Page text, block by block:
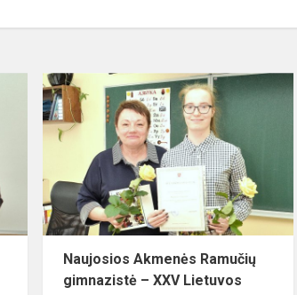
Naujosios Akmenės Ramučių
gimnazistė – XXV Lietuvos